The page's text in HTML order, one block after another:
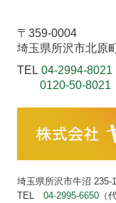
〒359-0004
埼玉県所沢市北原
TEL04-2994-8021
0120-50-8021
埼玉県所沢市牛沼 235-1
TEL04-2995-6650 （